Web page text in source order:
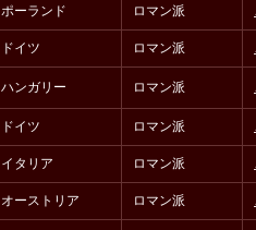
ポーランド ロマン派
ドイツ ロマン派
ハンガリー ロマン派
ドイツ ロマン派
イタリア ロマン派
オーストリア ロマン派